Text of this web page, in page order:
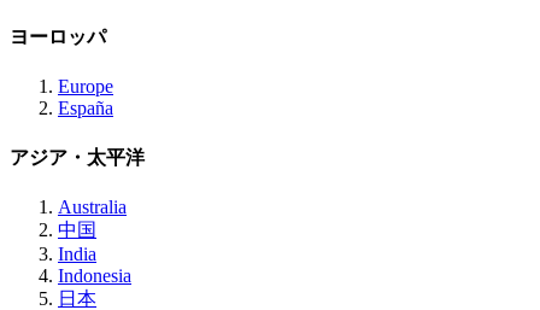
ヨーロッパ
Europe
España
アジア・太平洋
Australia
中国
India
Indonesia
日本